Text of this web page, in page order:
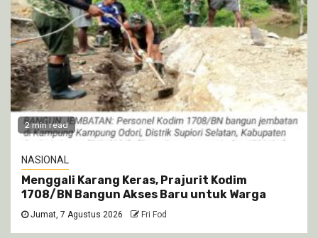
2 min read
NASIONAL
Menggali Karang Keras, Prajurit Kodim
1708/BN Bangun Akses Baru untuk Warga
Jumat, 7 Agustus 2026 Fri Fod